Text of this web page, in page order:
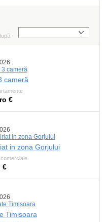
cameră
€
in zona Gorjului
€
Timisoara